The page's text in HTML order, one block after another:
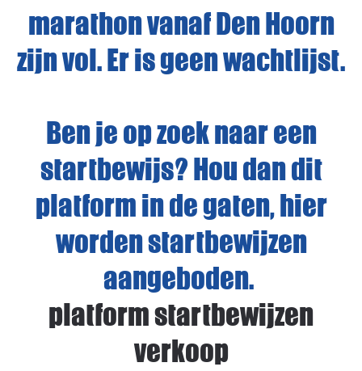
marathon vanaf Den Hoorn
zijn vol. Er is geen wachtlijst.
Ben je op zoek naar een
startbewijs? Hou dan dit
platform in de gaten, hier
worden startbewijzen
aangeboden.
platform startbewijzen
verkoop